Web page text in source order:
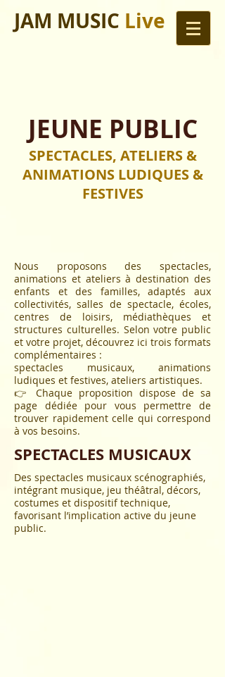
JAM MUSIC Live
JEUNE PUBLIC
SPECTACLES, ATELIERS &
ANIMATIONS LUDIQUES &
FESTIVES
Nous proposons des spectacles,
animations et ateliers à destination des
enfants et des familles, adaptés aux
collectivités, salles de spectacle, écoles,
centres de loisirs, médiathèques et
structures culturelles. Selon votre public
et votre projet, découvrez ici trois formats
complémentaires :
spectacles musicaux, animations
ludiques et festives, ateliers artistiques.
👉 Chaque proposition dispose de sa
page dédiée pour vous permettre de
trouver rapidement celle qui correspond
à vos besoins.
SPECTACLES MUSICAUX
Des spectacles musicaux scénographiés,
intégrant musique, jeu théâtral, décors,
costumes et dispositif technique,
favorisant l’implication active du jeune
public.